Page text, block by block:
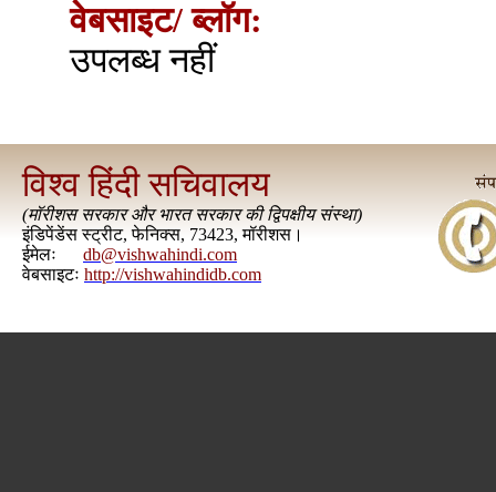
वेबसाइट/ ब्लॉग:
उपलब्ध नहीं
विश्व हिंदी सचिवालय
(मॉरीशस सरकार और भारत सरकार की द्विपक्षीय संस्था)
इंडिपेंडेंस स्ट्रीट, फेनिक्स, 73423, मॉरीशस।
ईमेलः
db@vishwahindi.com
वेबसाइटः http://vishwahindidb.com